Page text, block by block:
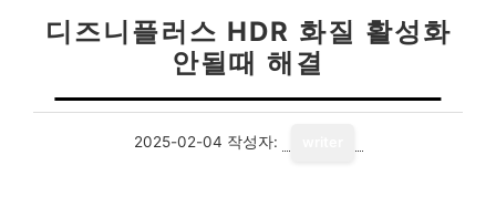
디즈니플러스 HDR 화질 활성화
안될때 해결
2025-02-04 작성자: